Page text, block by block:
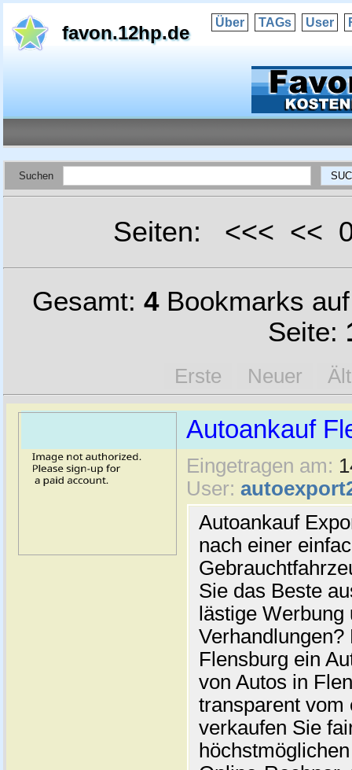
favon.12hp.de Über TAGs User
Suchen
Seiten: <<< <<
Gesamt: 4Bookmarks
Seite:
Erste Neuer
Autoankauf
Eingetragen am:
User:
Autoankauf
nach einer
Sie das Beste
lästige
Flensburg ein
von Autos in
transparent vom
verkaufen Sie